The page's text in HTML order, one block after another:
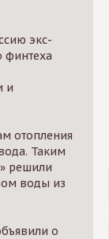
экс-
финтеха
и
отопления
Таким
решили
воды из
о